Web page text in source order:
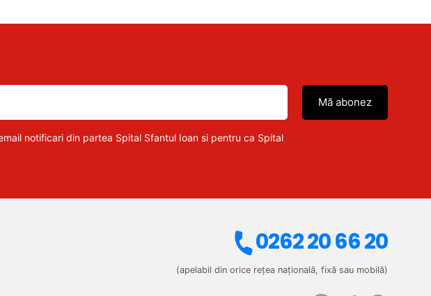
notificari din partea Spital Sfantul Ioan si pentru ca Spital
0262 20 66 20
(apelabil din orice rețea națională, fixă sau mobilă)